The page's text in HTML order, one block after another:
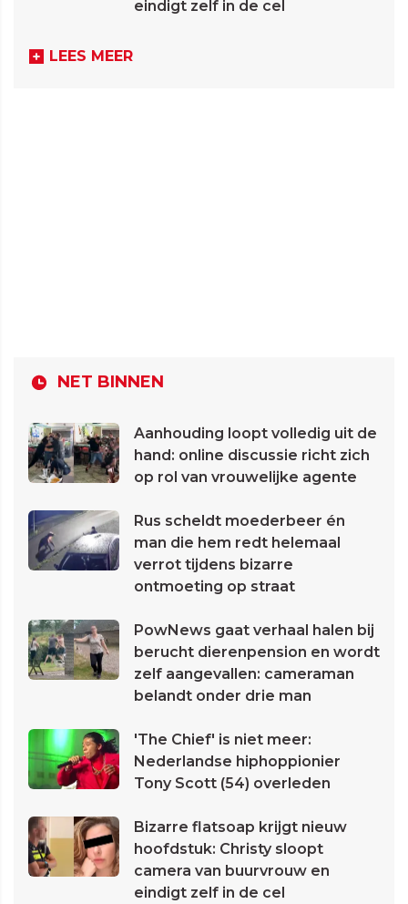
eindigt zelf in de cel
LEES MEER
NET BINNEN
Aanhouding loopt volledig uit de
hand: online discussie richt zich
op rol van vrouwelijke agente
Rus scheldt moederbeer én
man die hem redt helemaal
verrot tijdens bizarre
ontmoeting op straat
PowNews gaat verhaal halen bij
berucht dierenpension en wordt
zelf aangevallen: cameraman
belandt onder drie man
'The Chief' is niet meer:
Nederlandse hiphoppionier
Tony Scott (54) overleden
Bizarre flatsoap krijgt nieuw
hoofdstuk: Christy sloopt
camera van buurvrouw en
eindigt zelf in de cel